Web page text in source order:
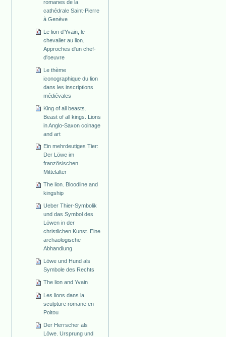
romanes de la
cathédrale Saint-Pierre
à Genève
Le lion d'Yvain, le
chevalier au lion.
Approches d'un chef-
d'oeuvre
Le thème
iconographique du lion
dans les inscriptions
médiévales
King of all beasts.
Beast of all kings. Lions
in Anglo-Saxon coinage
and art
Ein mehrdeutiges Tier:
Der Löwe im
französischen
Mittelalter
The lion. Bloodline and
kingship
Ueber Thier-Symbolik
und das Symbol des
Löwen in der
christlichen Kunst. Eine
archäologische
Abhandlung
Löwe und Hund als
Symbole des Rechts
The lion and Yvain
Les lions dans la
sculpture romane en
Poitou
Der Herrscher als
Löwe. Ursprung und